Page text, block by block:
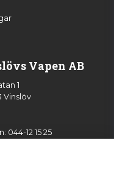
Vapen AB
1
Vinslöv
044-12 15 25